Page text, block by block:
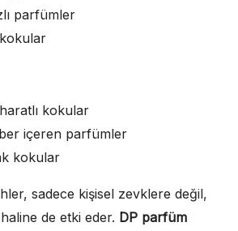
parfümler
kokular
içeren parfümler
kokular
sadece kişisel zevklere değil,
de etki eder. DP parfüm